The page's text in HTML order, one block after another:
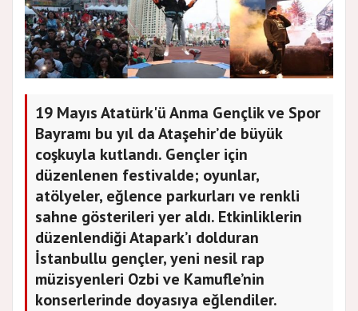
19 Mayıs Atatürk'ü Anma Gençlik ve Spor
Bayramı bu yıl da Ataşehir’de büyük
coşkuyla kutlandı. Gençler için
düzenlenen festivalde; oyunlar,
atölyeler, eğlence parkurları ve renkli
sahne gösterileri yer aldı. Etkinliklerin
düzenlendiği Atapark’ı dolduran
İstanbullu gençler, yeni nesil rap
müzisyenleri Ozbi ve Kamufle’nin
konserlerinde doyasıya eğlendiler.